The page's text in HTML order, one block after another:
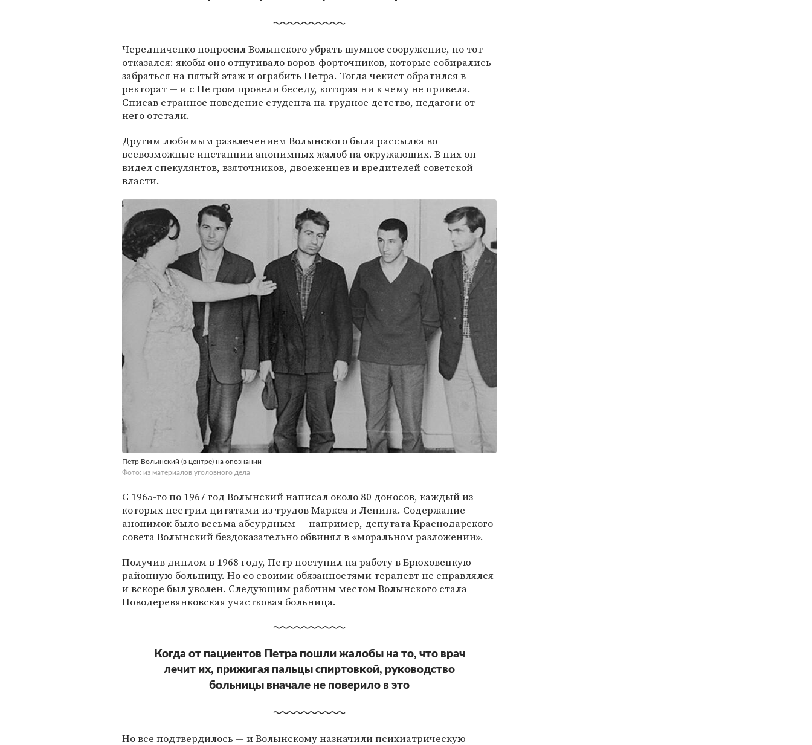
Чередниченко попросил Волынского убрать шумное сооружение, но тот
отказался: якобы оно отпугивало воров-форточников, которые собирались
забраться на пятый этаж и ограбить Петра. Тогда чекист обратился в
ректорат — и с Петром провели беседу, которая ни к чему не привела.
Списав странное поведение студента на трудное детство, педагоги от
него отстали.
Другим любимым развлечением Волынского была рассылка во
всевозможные инстанции анонимных жалоб на окружающих. В них он
видел спекулянтов, взяточников, двоеженцев и вредителей советской
власти.
Петр Волынский (в центре) на опознании
Фото: из материалов уголовного дела
С 1965-го по 1967 год Волынский написал около 80 доносов, каждый из
которых пестрил цитатами из трудов Маркса и Ленина. Содержание
анонимок было весьма абсурдным — например, депутата Краснодарского
совета Волынский бездоказательно обвинял в «моральном разложении».
Получив диплом в 1968 году, Петр поступил на работу в Брюховецкую
районную больницу. Но со своими обязанностями терапевт не справлялся
и вскоре был уволен. Следующим рабочим местом Волынского стала
Новодеревянковская участковая больница.
Когда от пациентов Петра пошли жалобы на то, что врач
лечит их, прижигая пальцы спиртовкой, руководство
больницы вначале не поверило в это
Но все подтвердилось — и Волынскому назначили психиатрическую